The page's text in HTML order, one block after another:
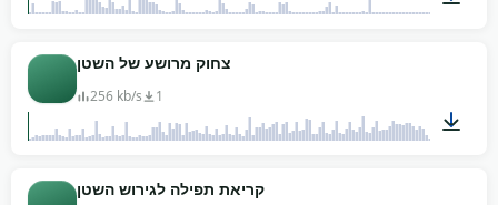
צחוק מרושע של השטן
256 kb/s 1
קריאת תפילה לגירוש השטן